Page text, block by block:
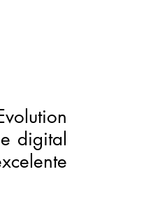
digital